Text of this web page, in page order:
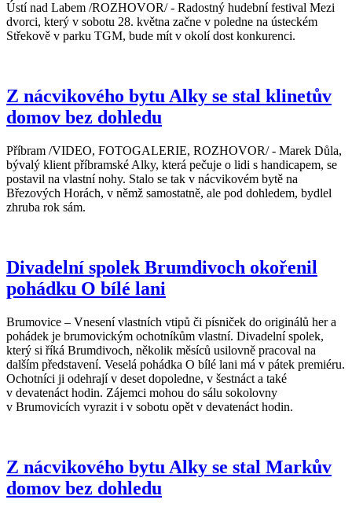
Ústí nad Labem /ROZHOVOR/ - Radostný hudební festival Mezi
dvorci, který v sobotu 28. května začne v poledne na ústeckém
Střekově v parku TGM, bude mít v okolí dost konkurenci.
Z nácvikového bytu Alky se stal klinetův
domov bez dohledu
Příbram /VIDEO, FOTOGALERIE, ROZHOVOR/ - Marek Důla,
bývalý klient příbramské Alky, která pečuje o lidi s handicapem, se
postavil na vlastní nohy. Stalo se tak v nácvikovém bytě na
Březových Horách, v němž samostatně, ale pod dohledem, bydlel
zhruba rok sám.
Divadelní spolek Brumdivoch okořenil
pohádku O bílé lani
Brumovice – Vnesení vlastních vtipů či písniček do originálů her a
pohádek je brumovickým ochotníkům vlastní. Divadelní spolek,
který si říká Brumdivoch, několik měsíců usilovně pracoval na
dalším představení. Veselá pohádka O bílé lani má v pátek premiéru.
Ochotníci ji odehrají v deset dopoledne, v šestnáct a také
v devatenáct hodin. Zájemci mohou do sálu sokolovny
v Brumovicích vyrazit i v sobotu opět v devatenáct hodin.
Z nácvikového bytu Alky se stal Markův
domov bez dohledu